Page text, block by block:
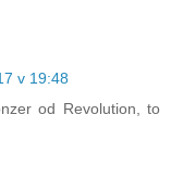
v 19:48
od Revolution, to